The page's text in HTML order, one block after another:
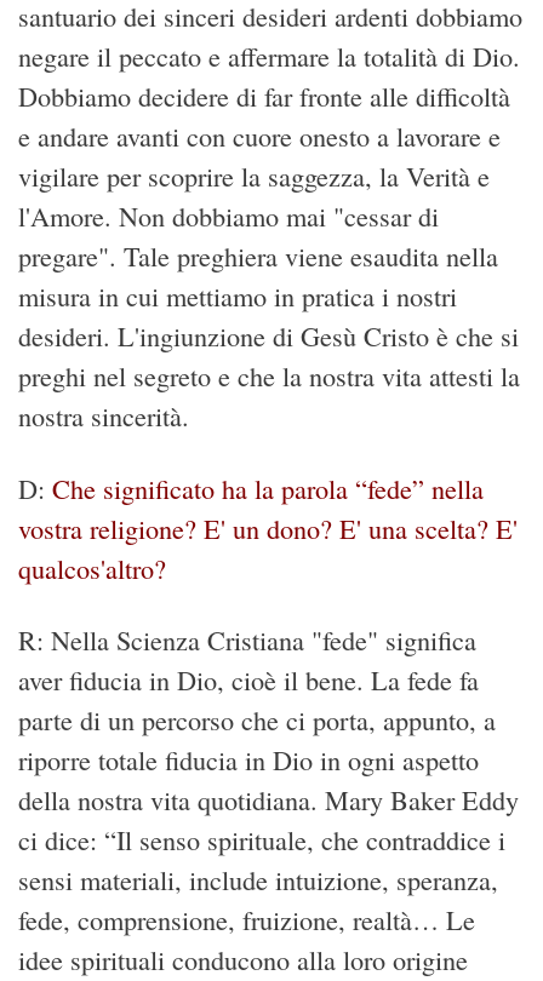
santuario dei sinceri desideri ardenti dobbiamo
negare il peccato e affermare la totalità di Dio.
Dobbiamo decidere di far fronte alle difficoltà
e andare avanti con cuore onesto a lavorare e
vigilare per scoprire la saggezza, la Verità e
l'Amore. Non dobbiamo mai "cessar di
pregare". Tale preghiera viene esaudita nella
misura in cui mettiamo in pratica i nostri
desideri. L'ingiunzione di Gesù Cristo è che si
preghi nel segreto e che la nostra vita attesti la
nostra sincerità.
D: Che significato ha la parola “fede” nella
vostra religione? E' un dono? E' una scelta? E'
qualcos'altro?
R: Nella Scienza Cristiana "fede" significa
aver fiducia in Dio, cioè il bene. La fede fa
parte di un percorso che ci porta, appunto, a
riporre totale fiducia in Dio in ogni aspetto
della nostra vita quotidiana. Mary Baker Eddy
ci dice: “Il senso spirituale, che contraddice i
sensi materiali, include intuizione, speranza,
fede, comprensione, fruizione, realtà… Le
idee spirituali conducono alla loro origine